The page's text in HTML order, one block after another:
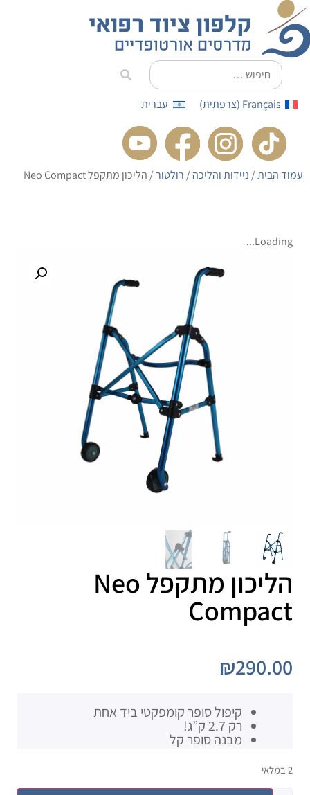
לתוכן
Français
(צרפתית) עברית
עמוד הבית/ ניידות והליכה/ רולטור/ הליכון מתקפל Neo Compact
Loading...
הליכון מתקפל Neo
Compact
₪290.00
קיפול סופר קומפקטי ביד אחת
רק 2.7 ק”ג!
מבנה סופר קל
2 במלאי